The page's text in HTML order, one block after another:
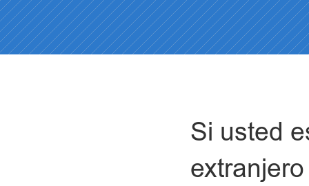
Si usted